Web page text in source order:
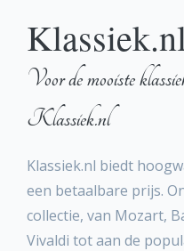
Voor de mooiste
Klassiek.nl
Klassiek.nl biedt
een betaalbare prijs.
collectie, van Mozart,
Vivaldi tot aan de